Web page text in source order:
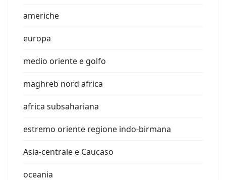
americhe
europa
medio oriente e golfo
maghreb nord africa
africa subsahariana
estremo oriente regione indo-birmana
Asia-centrale e Caucaso
oceania